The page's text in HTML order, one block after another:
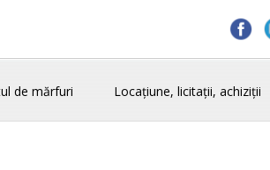
de mărfuri Locațiune, licitații, achiziții